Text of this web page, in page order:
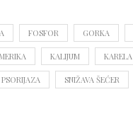
FOSFOR GORKA
KALIJUM KARELA
PSORIJAZA SNIŽAVA ŠEĆER